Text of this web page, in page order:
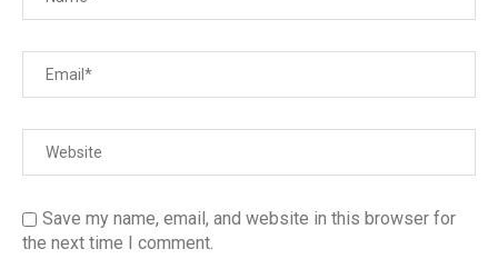
Save my name, email, and website in this browser for
the next time I comment.